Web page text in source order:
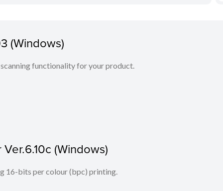
(Windows)
functionality for your product.
(Windows)
16-bits per colour (bpc) printing.